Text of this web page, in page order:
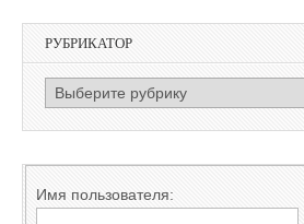
РУБРИКАТОР
РУБРИКАТОР
Имя пользователя: